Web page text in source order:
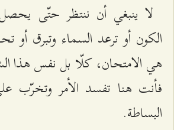
لا ينبغي أن ننتظر حتّى
الكون أو ترعد السماء وتبرق
هي الامتحان، كلّا بل نفس هذا
فأنت هنا تفسد الأمر وتخرّب
البساطة.